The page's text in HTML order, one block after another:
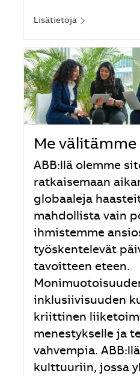
Lisätietoja
Me välitämme
ABB:llä olemme
ratkaisemaan
globaaleja
mahdollista vain
ihmistemme
työskentelevät
tavoitteen eteen.
inklusiivisuuden
kriittinen
menestykselle ja
vahvempia.
kulttuuriin, jossa